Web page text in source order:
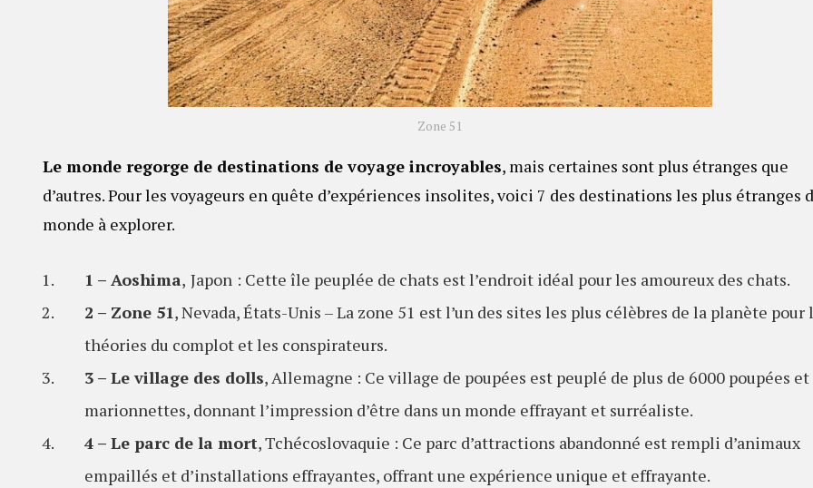
Zone 51
Le monde regorge de destinations de voyage incroyables, mais certaines sont plus étranges que
d’autres. Pour les voyageurs en quête d’expériences insolites, voici 7 des destinations les plus étranges
monde à explorer.
1 – Aoshima, Japon : Cette île peuplée de chats est l’endroit idéal pour les amoureux des chats.
2 – Zone 51, Nevada, États-Unis – La zone 51 est l’un des sites les plus célèbres de la planète pour
théories du complot et les conspirateurs.
3 – Le village des dolls, Allemagne : Ce village de poupées est peuplé de plus de 6000 poupées et
marionnettes, donnant l’impression d’être dans un monde effrayant et surréaliste.
4 – Le parc de la mort, Tchécoslovaquie : Ce parc d’attractions abandonné est rempli d’animaux
empaillés et d’installations effrayantes, offrant une expérience unique et effrayante.